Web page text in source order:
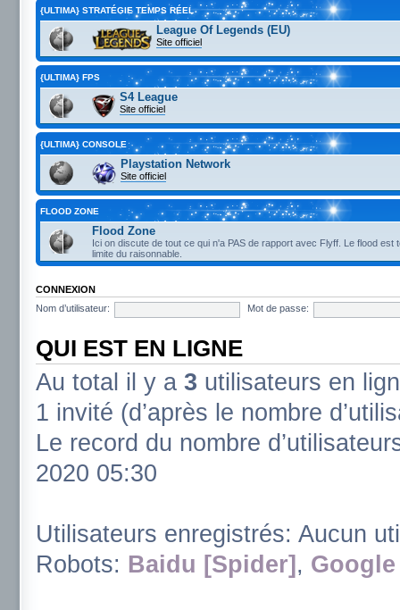
{ULTIMA} STRATÉGIE TEMPS RÉEL
League Of Legends (EU)
Site officiel
{ULTIMA} FPS
S4 League
Site officiel
{ULTIMA} CONSOLE
Playstation Network
Site officiel
FLOOD ZONE
Flood Zone
Ici on discute de tout ce qui n'a PAS de rapport avec Flyff. Le flood est
limite du raisonnable.
CONNEXION
Nom d’utilisateur:
Mot de passe:
QUI EST EN LIGNE
Au total il y a 3 utilisateurs en
1 invité (d’après le nombre
Le record du nombre
2020 05:30
Utilisateurs enregistrés: Aucun
Robots: Baidu [Spider] ,